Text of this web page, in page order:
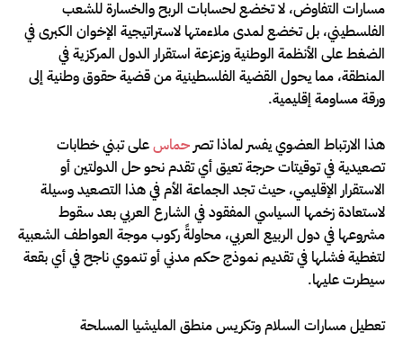
مسارات التفاوض، لا تخضع لحسابات الربح والخسارة للشعب
الفلسطيني، بل تخضع لمدى ملاءمتها لاستراتيجية الإخوان الكبرى في
الضغط على الأنظمة الوطنية وزعزعة استقرار الدول المركزية في
المنطقة، مما يحول القضية الفلسطينية من قضية حقوق وطنية إلى
ورقة مساومة إقليمية.
هذا الارتباط العضوي يفسر لماذا تصر حماسعلى تبني خطابات
تصعيدية في توقيتات حرجة تعيق أي تقدم نحو حل الدولتين أو
الاستقرار الإقليمي، حيث تجد الجماعة الأم في هذا التصعيد وسيلة
لاستعادة زخمها السياسي المفقود في الشارع العربي بعد سقوط
مشروعها في دول الربيع العربي، محاولةً ركوب موجة العواطف الشعبية
لتغطية فشلها في تقديم نموذج حكم مدني أو تنموي ناجح في أي بقعة
سيطرت عليها.
تعطيل مسارات السلام وتكريس منطق المليشيا المسلحة